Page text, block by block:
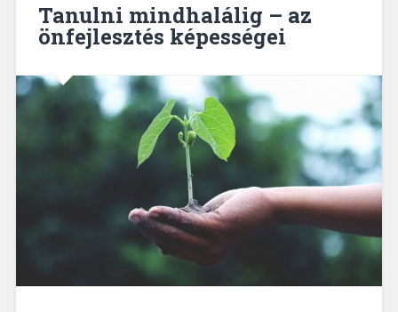
Tanulni mindhalálig – az
önfejlesztés képességei